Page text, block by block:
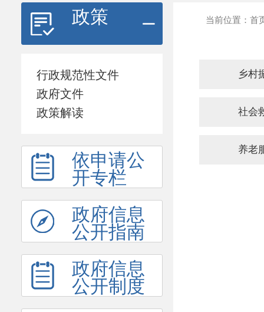
政策
行政规范性文件
政府文件
政策解读
依申请公
开专栏
政府信息
公开指南
政府信息
公开制度
当前位置： 首
乡村
社会
养老